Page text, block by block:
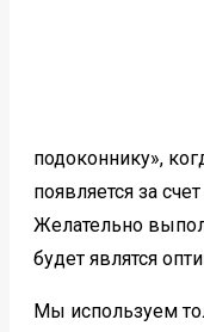
подоконнику»,
появляется за
Желательно
будет являтся
Мы используем